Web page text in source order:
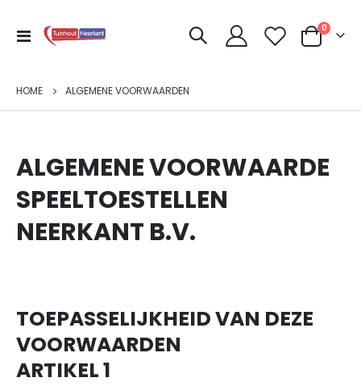
Toggle
Cart
0
HOME ALGEMENE VOORWAARDEN
ALGEMENE VOORWAARDE
SPEELTOESTELLEN
NEERKANT B.V.
TOEPASSELIJKHEID VAN DEZE
VOORWAARDEN
ARTIKEL 1